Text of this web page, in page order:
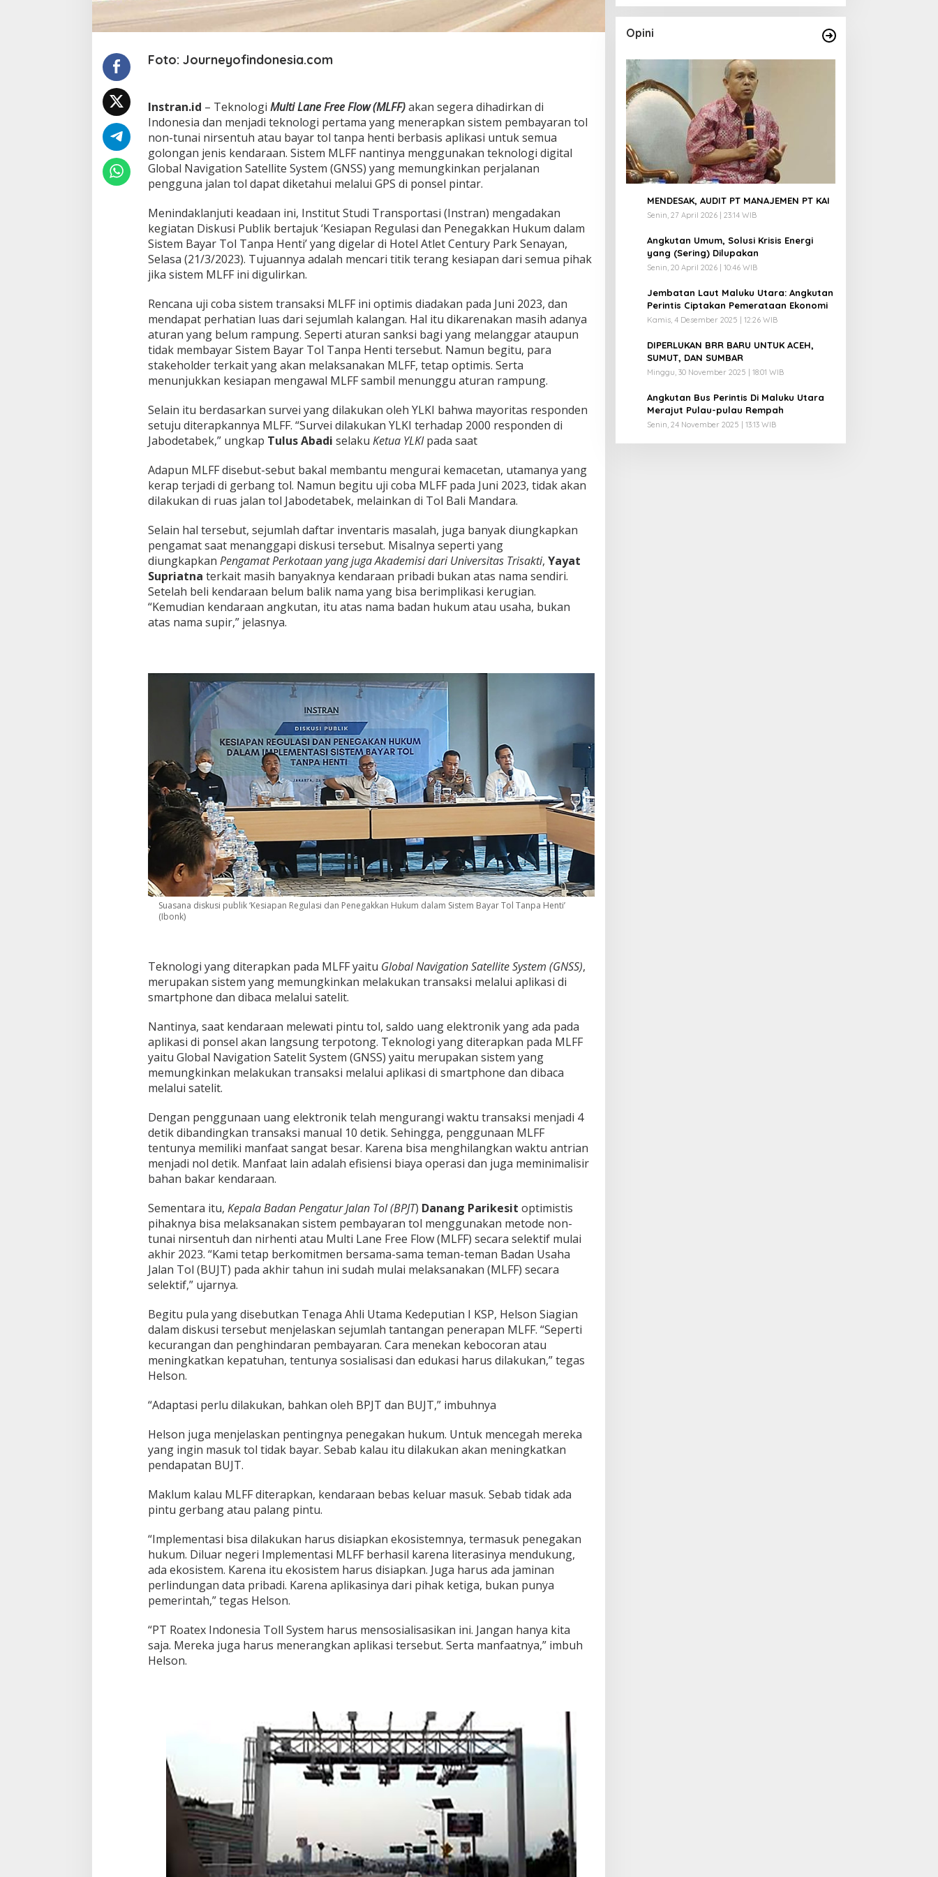
r
t
y
a
g
i
s
r
a
s
d
a
n
I
d
e
n
i
f
i
k
a
s
i
e
n
d
a
a
a
d
T
a
n
a
h
A
i
r
Foto: Journeyofindonesia.com
Instran.id – Teknologi Multi Lane Free Flow (MLFF)akan segera dihadirkan di
Indonesia dan menjadi teknologi pertama yang menerapkan sistem pembayaran tol
non-tunai nirsentuh atau bayar tol tanpa henti berbasis aplikasi untuk semua
golongan jenis kendaraan. Sistem MLFF nantinya menggunakan teknologi digital
Global Navigation Satellite System (GNSS) yang memungkinkan perjalanan
pengguna jalan tol dapat diketahui melalui GPS di ponsel pintar.
Menindaklanjuti keadaan ini, Institut Studi Transportasi (Instran) mengadakan
kegiatan Diskusi Publik bertajuk ‘Kesiapan Regulasi dan Penegakkan Hukum dalam
Sistem Bayar Tol Tanpa Henti’ yang digelar di Hotel Atlet Century Park Senayan,
Selasa (21/3/2023). Tujuannya adalah mencari titik terang kesiapan dari semua pihak
jika sistem MLFF ini digulirkan.
Rencana uji coba sistem transaksi MLFF ini optimis diadakan pada Juni 2023, dan
mendapat perhatian luas dari sejumlah kalangan. Hal itu dikarenakan masih adanya
aturan yang belum rampung. Seperti aturan sanksi bagi yang melanggar ataupun
tidak membayar Sistem Bayar Tol Tanpa Henti tersebut. Namun begitu, para
stakeholder terkait yang akan melaksanakan MLFF, tetap optimis. Serta
menunjukkan kesiapan mengawal MLFF sambil menunggu aturan rampung.
Selain itu berdasarkan survei yang dilakukan oleh YLKI bahwa mayoritas responden
setuju diterapkannya MLFF. “Survei dilakukan YLKI terhadap 2000 responden di
Jabodetabek,” ungkap Tulus Abadi selaku Ketua YLKIpada saat
Adapun MLFF disebut-sebut bakal membantu mengurai kemacetan, utamanya yang
kerap terjadi di gerbang tol. Namun begitu uji coba MLFF pada Juni 2023, tidak akan
dilakukan di ruas jalan tol Jabodetabek, melainkan di Tol Bali Mandara.
Selain hal tersebut, sejumlah daftar inventaris masalah, juga banyak diungkapkan
pengamat saat menanggapi diskusi tersebut. Misalnya seperti yang
diungkapkan Pengamat Perkotaan yang juga Akademisi dari Universitas Trisakti, Yayat
Supriatna terkait masih banyaknya kendaraan pribadi bukan atas nama sendiri.
Setelah beli kendaraan belum balik nama yang bisa berimplikasi kerugian.
“Kemudian kendaraan angkutan, itu atas nama badan hukum atau usaha, bukan
atas nama supir,” jelasnya.
Suasana diskusi publik ‘Kesiapan Regulasi dan Penegakkan Hukum dalam Sistem Bayar Tol Tanpa Henti’
(Ibonk)
Teknologi yang diterapkan pada MLFF yaitu Global Navigation Satellite System (GNSS),
merupakan sistem yang memungkinkan melakukan transaksi melalui aplikasi di
smartphone dan dibaca melalui satelit.
Nantinya, saat kendaraan melewati pintu tol, saldo uang elektronik yang ada pada
aplikasi di ponsel akan langsung terpotong. Teknologi yang diterapkan pada MLFF
yaitu Global Navigation Satelit System (GNSS) yaitu merupakan sistem yang
memungkinkan melakukan transaksi melalui aplikasi di smartphone dan dibaca
melalui satelit.
Dengan penggunaan uang elektronik telah mengurangi waktu transaksi menjadi 4
detik dibandingkan transaksi manual 10 detik. Sehingga, penggunaan MLFF
tentunya memiliki manfaat sangat besar. Karena bisa menghilangkan waktu antrian
menjadi nol detik. Manfaat lain adalah efisiensi biaya operasi dan juga meminimalisir
bahan bakar kendaraan.
Sementara itu, Kepala Badan Pengatur Jalan Tol (BPJT) Danang Parikesit optimistis
pihaknya bisa melaksanakan sistem pembayaran tol menggunakan metode non-
tunai nirsentuh dan nirhenti atau Multi Lane Free Flow (MLFF) secara selektif mulai
akhir 2023. “Kami tetap berkomitmen bersama-sama teman-teman Badan Usaha
Jalan Tol (BUJT) pada akhir tahun ini sudah mulai melaksanakan (MLFF) secara
selektif,” ujarnya.
Begitu pula yang disebutkan Tenaga Ahli Utama Kedeputian I KSP, Helson Siagian
dalam diskusi tersebut menjelaskan sejumlah tantangan penerapan MLFF. “Seperti
kecurangan dan penghindaran pembayaran. Cara menekan kebocoran atau
meningkatkan kepatuhan, tentunya sosialisasi dan edukasi harus dilakukan,” tegas
Helson.
“Adaptasi perlu dilakukan, bahkan oleh BPJT dan BUJT,” imbuhnya
Helson juga menjelaskan pentingnya penegakan hukum. Untuk mencegah mereka
yang ingin masuk tol tidak bayar. Sebab kalau itu dilakukan akan meningkatkan
pendapatan BUJT.
Maklum kalau MLFF diterapkan, kendaraan bebas keluar masuk. Sebab tidak ada
pintu gerbang atau palang pintu.
“Implementasi bisa dilakukan harus disiapkan ekosistemnya, termasuk penegakan
hukum. Diluar negeri Implementasi MLFF berhasil karena literasinya mendukung,
ada ekosistem. Karena itu ekosistem harus disiapkan. Juga harus ada jaminan
perlindungan data pribadi. Karena aplikasinya dari pihak ketiga, bukan punya
pemerintah,” tegas Helson.
“PT Roatex Indonesia Toll System harus mensosialisasikan ini. Jangan hanya kita
saja. Mereka juga harus menerangkan aplikasi tersebut. Serta manfaatnya,” imbuh
Helson.
Opini
MENDESAK, AUDIT PT MANAJEMEN PT KAI
Senin, 27 April 2026 | 23:14 WIB
Angkutan Umum, Solusi Krisis Energi
yang (Sering) Dilupakan
Senin, 20 April 2026 | 10:46 WIB
Jembatan Laut Maluku Utara: Angkutan
Perintis Ciptakan Pemerataan Ekonomi
Kamis, 4 Desember 2025 | 12:26 WIB
DIPERLUKAN BRR BARU UNTUK ACEH,
SUMUT, DAN SUMBAR
Minggu, 30 November 2025 | 18:01 WIB
Angkutan Bus Perintis Di Maluku Utara
Merajut Pulau-pulau Rempah
Senin, 24 November 2025 | 13:13 WIB